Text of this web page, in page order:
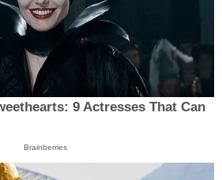
9 Actresses That Can
Brainberries